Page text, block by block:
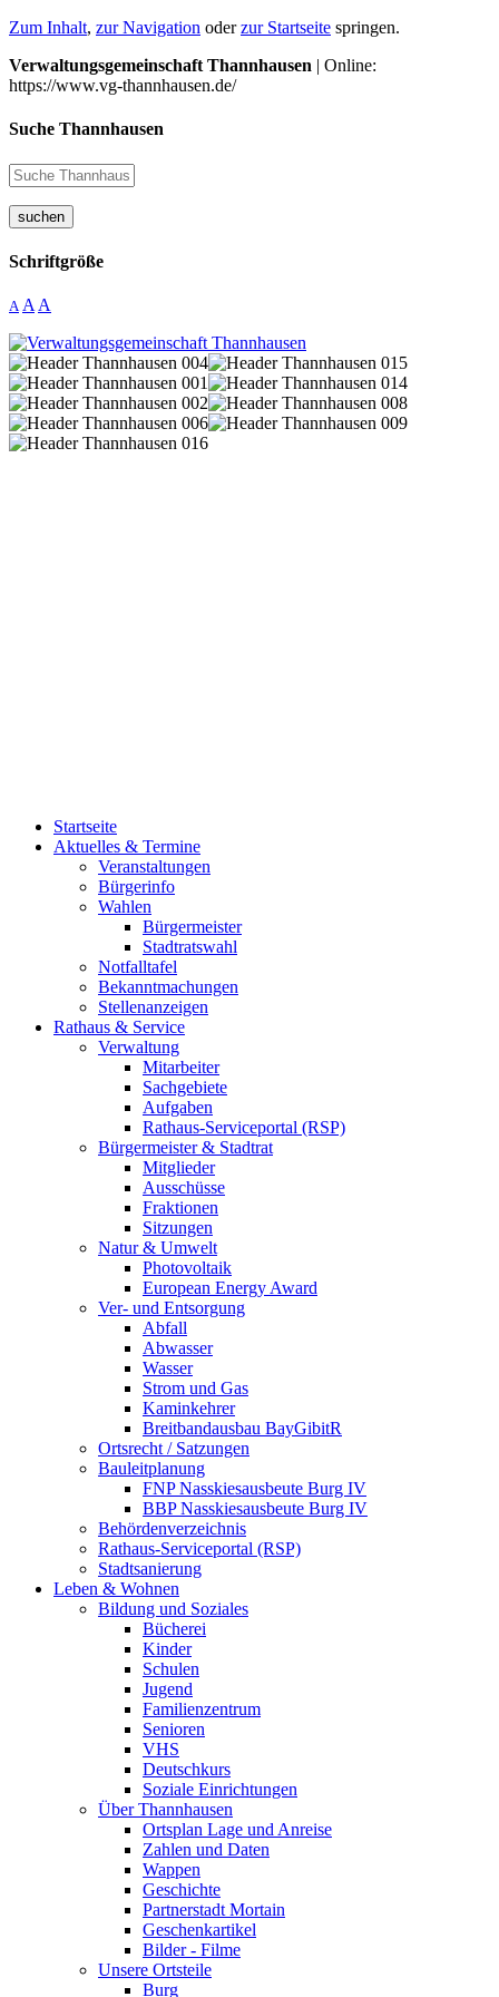
Zum Inhalt, zur Navigation oderzur Startseite springen.
Verwaltungsgemeinschaft Thannhausen | Online:
https://www.vg-thannhausen.de/
Suche Thannhausen
suchen
Schriftgröße
A A A
Startseite
Aktuelles & Termine
Veranstaltungen
Bürgerinfo
Wahlen
Bürgermeister
Stadtratswahl
Notfalltafel
Bekanntmachungen
Stellenanzeigen
Rathaus & Service
Verwaltung
Mitarbeiter
Sachgebiete
Aufgaben
Rathaus-Serviceportal (RSP)
Bürgermeister & Stadtrat
Mitglieder
Ausschüsse
Fraktionen
Sitzungen
Natur & Umwelt
Photovoltaik
European Energy Award
Ver- und Entsorgung
Abfall
Abwasser
Wasser
Strom und Gas
Kaminkehrer
Breitbandausbau BayGibitR
Ortsrecht / Satzungen
Bauleitplanung
FNP Nasskiesausbeute Burg IV
BBP Nasskiesausbeute Burg IV
Behördenverzeichnis
Rathaus-Serviceportal (RSP)
Stadtsanierung
Leben & Wohnen
Bildung und Soziales
Bücherei
Kinder
Schulen
Jugend
Familienzentrum
Senioren
VHS
Deutschkurs
Soziale Einrichtungen
Über Thannhausen
Ortsplan Lage und Anreise
Zahlen und Daten
Wappen
Geschichte
Partnerstadt Mortain
Geschenkartikel
Bilder - Filme
Unsere Ortsteile
Burg